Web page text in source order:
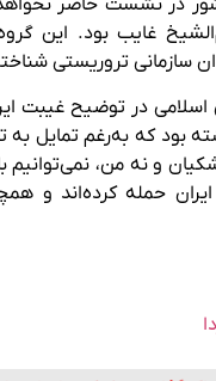
غایب بود. این
سازمانی تروریستی
اسلامی در توضیح غیبت
بود که به‌رغم تمایل به
و نه من، نمی‌توانیم
حمله کرده‌اند و